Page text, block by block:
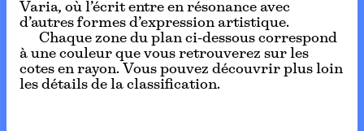
Varia, où l’écrit entre en résonance avec
d’autres formes d’expression artistique.
Chaque zone du plan ci-dessous correspond
à une couleur que vous retrouverez sur les
cotes en rayon. Vous pouvez découvrir plus loin
les détails de la classification.